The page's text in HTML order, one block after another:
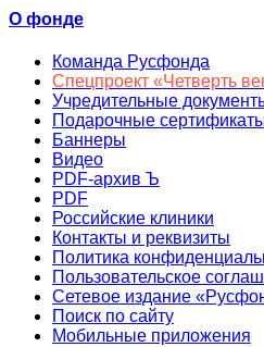
О фонде
Команда Русфонда
Спецпроект «Четверть
Учредительные
Подарочные
Баннеры
Видео
PDF-архив Ъ
PDF
Российские клиники
Контакты и реквизиты
Политика
Пользовательское
Сетевое издание
Поиск по сайту
Мобильные приложения